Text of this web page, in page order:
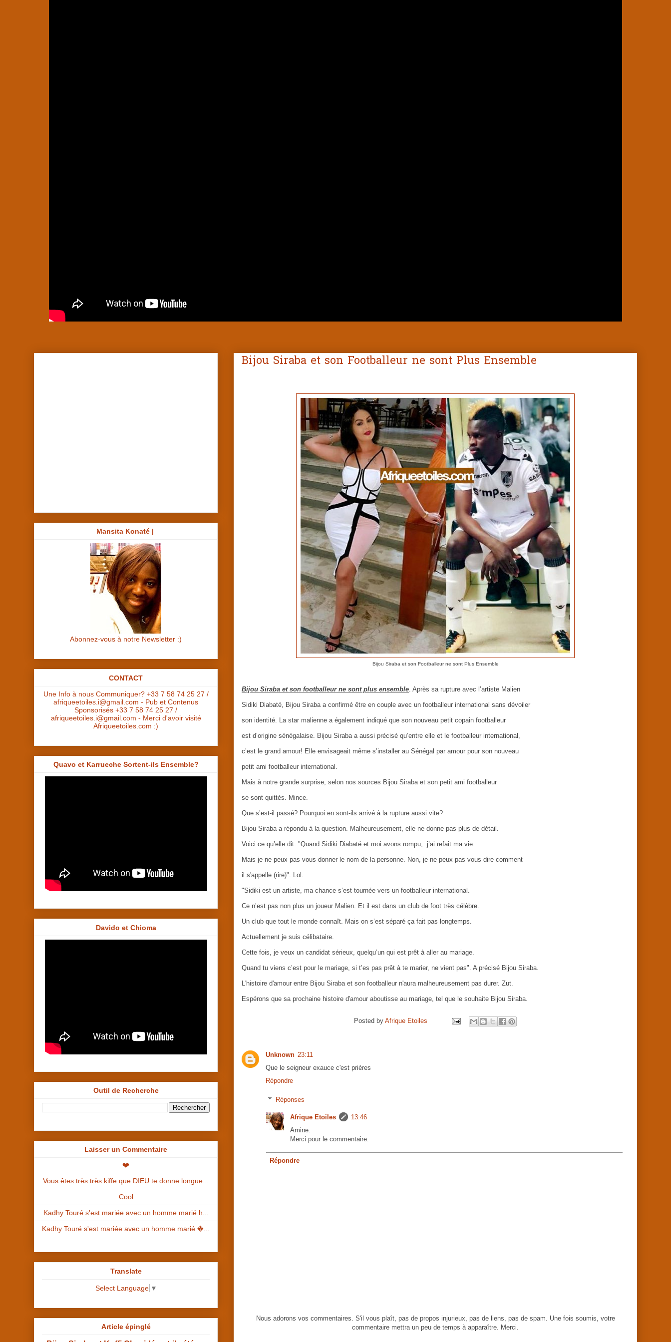
Bijou Siraba et son Footballeur ne sont Plus Ensemble
Bijou Siraba et son Footballeur ne sont Plus Ensemble
Bijou Siraba et son footballeur ne sont plus ensemble . Après sa rupture avec l’artiste Malien
Sidiki Diabaté, Bijou Siraba a confirmé être en couple avec un footballeur international sans dévoiler
son identité. La star malienne a également indiqué que son nouveau petit copain footballeur
est d’origine sénégalaise. Bijou Siraba a aussi précisé qu’entre elle et le footballeur international,
c’est le grand amour! Elle envisageait même s’installer au Sénégal par amour pour son nouveau
petit ami footballeur international.
Mais à notre grande surprise, selon nos sources Bijou Siraba et son petit ami footballeur
se sont quittés. Mince.
Que s’est-il passé? Pourquoi en sont-ils arrivé à la rupture aussi vite?
Bijou Siraba a répondu à la question. Malheureusement, elle ne donne pas plus de détail.
Voici ce qu’elle dit: "Quand Sidiki Diabaté et moi avons rompu, j’ai refait ma vie.
Mais je ne peux pas vous donner le nom de la personne. Non, je ne peux pas vous dire comment
il s'appelle (rire)". Lol.
"Sidiki est un artiste, ma chance s’est tournée vers un footballeur international.
Ce n’est pas non plus un joueur Malien. Et il est dans un club de foot très célèbre.
Un club que tout le monde connaît. Mais on s’est séparé ça fait pas longtemps.
Actuellement je suis célibataire.
Cette fois, je veux un candidat sérieux, quelqu’un qui est prêt à aller au mariage.
Quand tu viens c’est pour le mariage, si t’es pas prêt à te marier, ne vient pas". A précisé Bijou Siraba.
L'histoire d'amour entre Bijou Siraba et son footballeur n'aura malheureusement pas durer. Zut.
Espérons que sa prochaine histoire d'amour aboutisse au mariage, tel que le souhaite Bijou Siraba.
Posted by Afrique Etoiles
Unknown 23:11
Que le seigneur exauce c'est prières
Répondre
Réponses
Afrique Etoiles
13:46
Amine.
Merci pour le commentaire.
Répondre
Nous adorons vos commentaires. S'il vous plaît, pas de propos injurieux, pas de liens, pas de spam. Une fois soumis, votre
commentaire mettra un peu de temps à apparaître. Merci.
Mansita Konaté |
Abonnez-vous à notre Newsletter :)
CONTACT
Une Info à nous Communiquer? +33 7 58 74 25 27 /
afriqueetoiles.i@gmail.com - Pub et Contenus
Sponsorisés +33 7 58 74 25 27 /
afriqueetoiles.i@gmail.com - Merci d'avoir visité
Afriqueetoiles.com :)
Quavo et Karrueche Sortent-ils Ensemble?
Davido et Chioma
Outil de Recherche
Laisser un Commentaire
❤️
Vous êtes très très kiffe que DIEU te donne longue...
Cool
Kadhy Touré s'est mariée avec un homme marié h...
Kadhy Touré s'est mariée avec un homme marié �...
Translate
Select Language ▼
Article épinglé